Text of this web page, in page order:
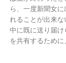
ら、一度新聞女
れることが出来
中に既に送り届け
を共有するために